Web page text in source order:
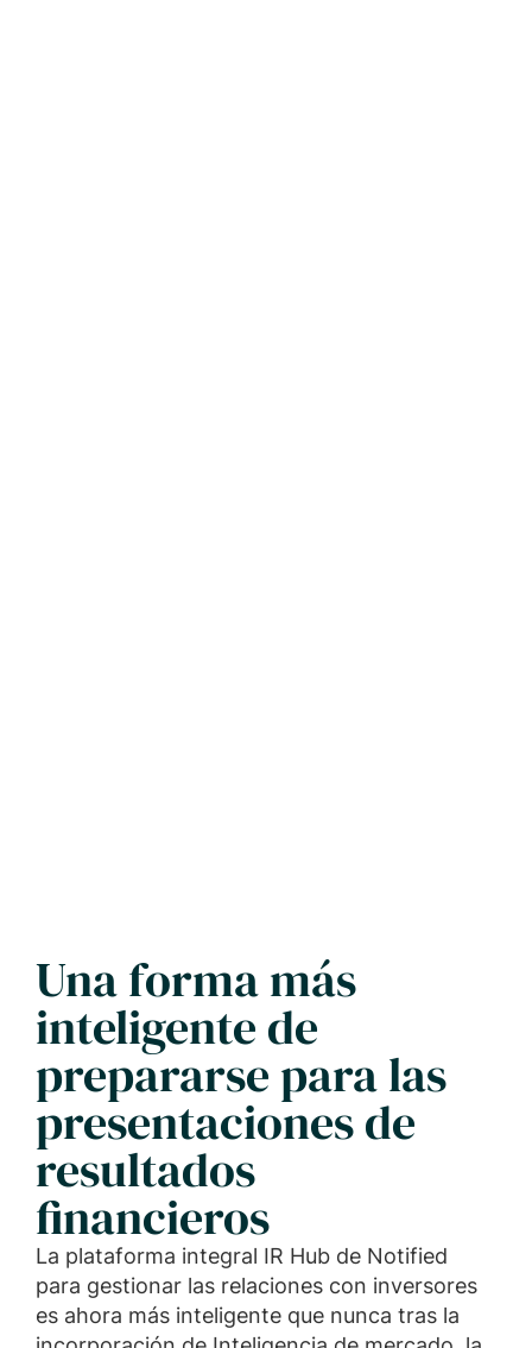
Una forma más
inteligente de
prepararse para las
presentaciones de
resultados
financieros
La plataforma integral IR Hub de Notified
para gestionar las relaciones con inversores
es ahora más inteligente que nunca tras la